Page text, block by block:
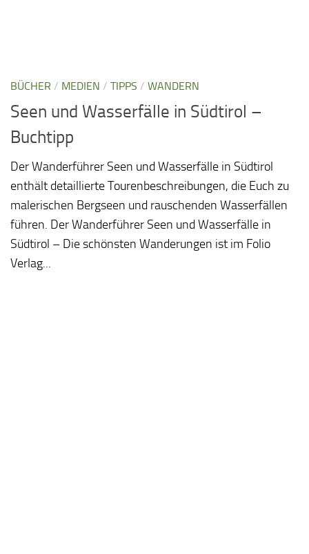
BÜCHER / MEDIEN / TIPPS / WANDERN
Seen und Wasserfälle in Südtirol –
Buchtipp
Der Wanderführer Seen und Wasserfälle in Südtirol
enthält detaillierte Tourenbeschreibungen, die Euch zu
malerischen Bergseen und rauschenden Wasserfällen
führen. Der Wanderführer Seen und Wasserfälle in
Südtirol – Die schönsten Wanderungen ist im Folio
Verlag...